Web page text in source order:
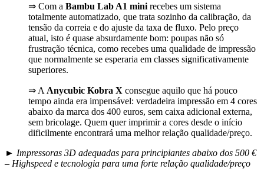
⇒ Com a Bambu Lab A1 mini recebes um sistema
totalmente automatizado, que trata sozinho da calibração, da
tensão da correia e do ajuste da taxa de fluxo. Pelo preço
atual, isto é quase absurdamente bom: poupas não só
frustração técnica, como recebes uma qualidade de impressão
que normalmente se esperaria em classes significativamente
superiores.
⇒ A Anycubic Kobra X consegue aquilo que há pouco
tempo ainda era impensável: verdadeira impressão em 4 cores
abaixo da marca dos 400 euros, sem caixa adicional externa,
sem bricolage. Quem quer imprimir a cores desde o início
dificilmente encontrará uma melhor relação qualidade/preço.
► Impressoras 3D adequadas para principiantes abaixo dos 500 €
– Highspeed e tecnologia para uma forte relação qualidade/preço